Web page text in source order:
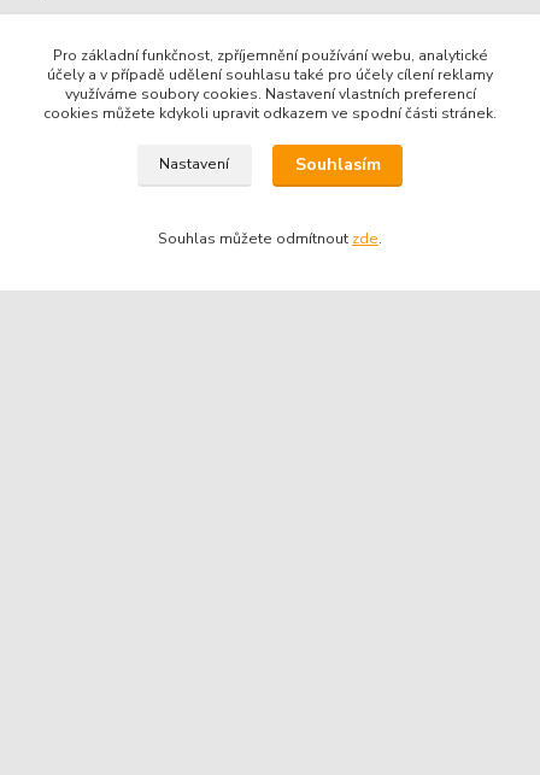
Specifikace olejů Mazací plány |
Motocyklové oleje 2T
|
| Certifikované obchodní podmínky dTest
Pro základní funkčnost, zpříjemnění používání webu, analytické
účely a v případě udělení souhlasu také pro účely cílení reklamy
využíváme soubory cookies. Nastavení vlastních preferencí
cookies můžete kdykoli upravit odkazem ve spodní části stránek.
Nastavení Souhlasím
Souhlas můžete odmítnout zde.